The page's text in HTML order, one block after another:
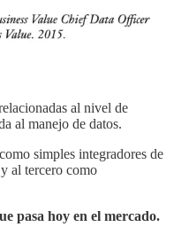
al nivel de
al manejo de datos.
simples integradores de
al tercero como
pasa hoy en el mercado.